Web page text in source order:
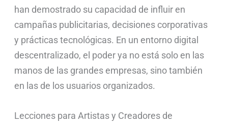
han demostrado su capacidad de influir en
campañas publicitarias, decisiones corporativas
y prácticas tecnológicas. En un entorno digital
descentralizado, el poder ya no está solo en las
manos de las grandes empresas, sino también
en las de los usuarios organizados.
Lecciones para Artistas y Creadores de